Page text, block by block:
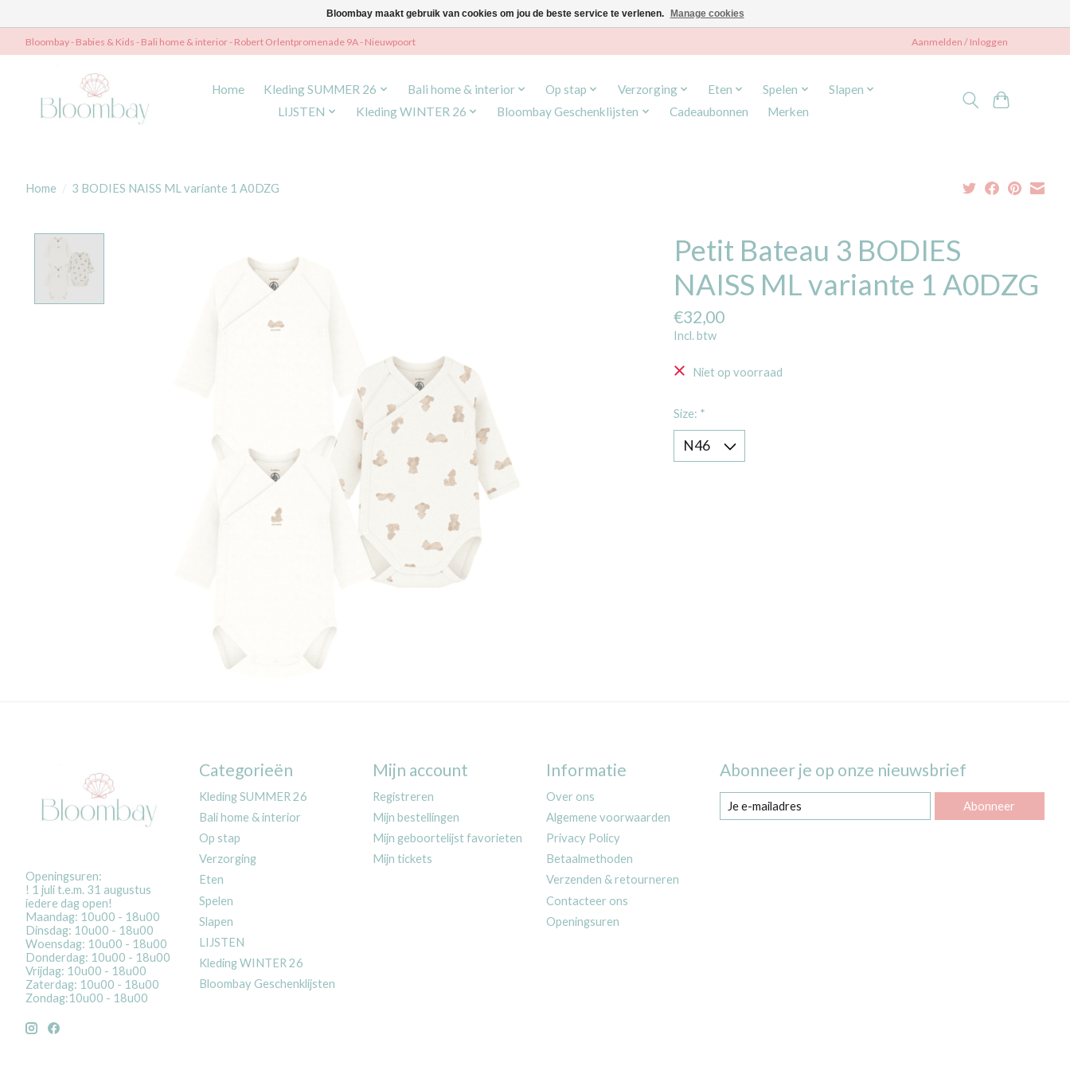
Bloombay - Babies & Kids - Bali home & interior - Robert Orlentpromenade 9A - Nieuwpoort Aanmelden / Inloggen
Home Kleding SUMMER 26 Bali home & interior Op stap Verzorging Eten Spelen
Slapen
LIJSTEN
Kleding WINTER 26 Bloombay Geschenklijsten Cadeaubonnen Merken
Home / 3 BODIES NAISS ML variante 1 A0DZG
Petit Bateau 3 BODIES
NAISS ML variante 1 A0DZG
€32,00
Incl. btw
Niet op voorraad
Size: *
Openingsuren:
! 1 juli t.e.m. 31 augustus
iedere dag open!
Maandag: 10u00 - 18u00
Dinsdag: 10u00 - 18u00
Woensdag: 10u00 - 18u00
Donderdag: 10u00 - 18u00
Vrijdag: 10u00 - 18u00
Zaterdag: 10u00 - 18u00
Zondag:10u00 - 18u00
Categorieën
Kleding SUMMER 26
Bali home & interior
Op stap
Verzorging
Eten
Spelen
Slapen
LIJSTEN
Kleding WINTER 26
Bloombay Geschenklijsten
Mijn account
Registreren
Mijn bestellingen
Mijn geboortelijst favorieten
Mijn tickets
Informatie
Over ons
Algemene voorwaarden
Privacy Policy
Betaalmethoden
Verzenden & retourneren
Contacteer ons
Openingsuren
Abonneer je op onze nieuwsbrief
Abonneer
Bloombay maakt gebruik van cookies om jou de beste service te verlenen. Manage cookies